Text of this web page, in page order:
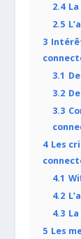
2.4
2.5
3
3.1
3.2
3.3
4 Les
4.1
4.2
4.3
5 Les